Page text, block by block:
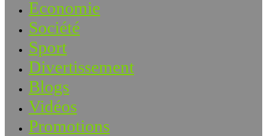
Economie
Société
Sport
Divertissement
Blogs
Vidéos
Promotions